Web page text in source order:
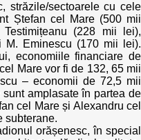
străzile/sectoarele cu cele
Ștefan cel Mare (500 mii
(228 mii lei),
M. Eminescu (170 mii lei).
economiile financiare de
Mare vor fi de 132, 65 mii
– economii de 72,5 mii
amplasate în partea de
cel Mare și Alexandru cel
subterane.
orășenesc, în special